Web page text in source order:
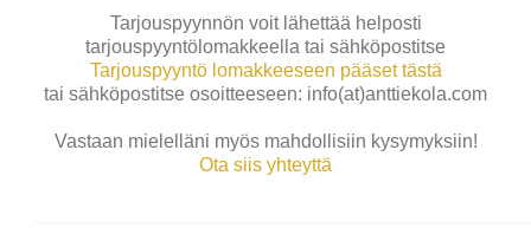
Tarjouspyynnön voit lähettää helposti
tarjouspyyntölomakkeella tai sähköpostitse
Tarjouspyyntö lomakkeeseen pääset tästä
tai sähköpostitse osoitteeseen: info(at)anttiekola.com
Vastaan mielelläni myös mahdollisiin kysymyksiin!
Ota siis yhteyttä